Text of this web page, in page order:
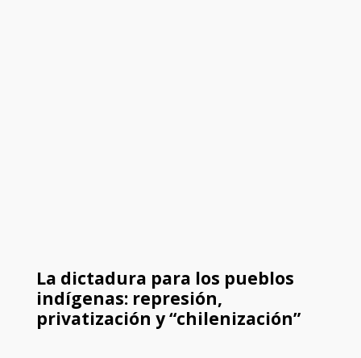
La dictadura para los pueblos
indígenas: represión,
privatización y “chilenización”